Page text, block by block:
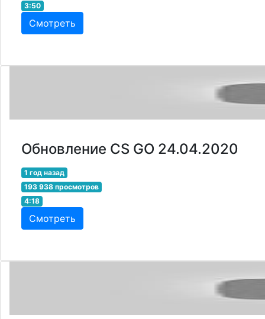
3:50
Смотреть
Обновление CS GO 24.04.2020
1 год назад
193 938 просмотров
4:18
Смотреть